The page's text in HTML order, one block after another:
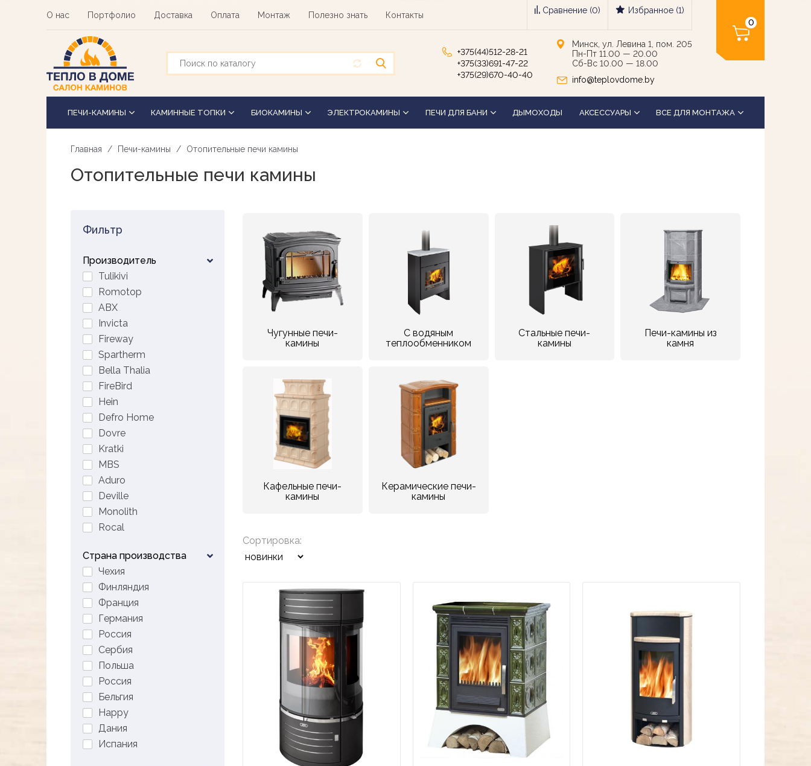
О нас Портфолио Доставка Оплата Монтаж Полезно знать Контакты Сравнение (0) Избранное (1)
+375(44)512-28-21
+375(33)691-47-22
+375(29)670-40-40
Минск, ул. Левина 1, пом. 205
Пн-Пт 11.00 — 20.00
Сб-Вс 10.00 — 18.00
info@teplovdome.by
0
ПЕЧИ-КАМИНЫ КАМИННЫЕ ТОПКИ БИОКАМИНЫ ЭЛЕКТРОКАМИНЫ ПЕЧИ ДЛЯ БАНИ ДЫМОХОДЫ АКСЕССУАРЫ ВСЕ ДЛЯ МОНТАЖА
Главная Печи-камины Отопительные печи камины
Отопительные печи камины
Фильтр
Производитель
Tulikivi
Romotop
ABX
Invicta
Fireway
Spartherm
Bella Thalia
FireBird
Hein
Defro Home
Dovre
Kratki
MBS
Aduro
Deville
Monolith
Rocal
Страна производства
Чехия
Финляндия
Франция
Германия
Россия
Сербия
Польша
Россия
Бельгия
Happy
Дания
Испания
Чугунные печи-
камины
С водяным
теплообменником
Стальные печи-
камины
Печи-камины из
камня
Кафельные печи-
камины
Керамические печи-
камины
Сортировка: